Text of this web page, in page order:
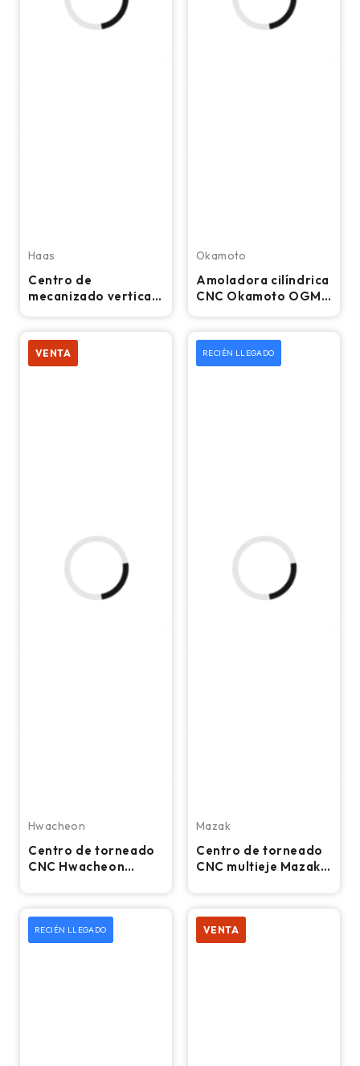
Haas
Centro de
mecanizado vertical
50 mm
Okamoto
Amoladora cilíndrica
CNC Okamoto OGM
VENTA
Hwacheon
Centro de torneado
CNC Hwacheon
RECIÉN LLEGADO
Mazak
Centro de torneado
CNC multieje Mazak
RECIÉN LLEGADO VENTA